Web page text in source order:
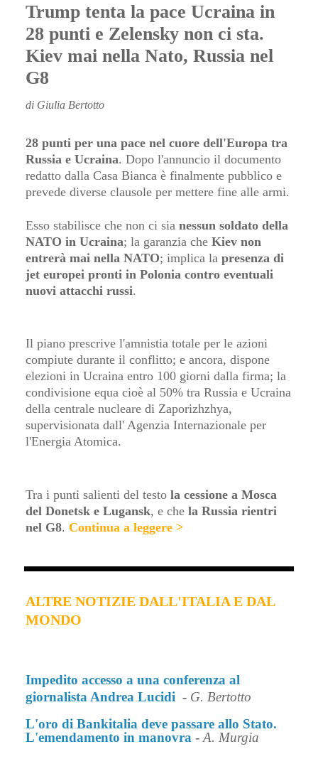
Trump tenta la pace Ucraina in
28 punti e Zelensky non ci sta.
Kiev mai nella Nato, Russia nel
G8
di Giulia Bertotto
28 punti per una pace nel cuore dell'Europa tra
Russia e Ucraina. Dopo l'annuncio il documento
redatto dalla Casa Bianca è finalmente pubblico e
prevede diverse clausole per mettere fine alle armi.
Esso stabilisce che non ci sia nessun soldato della
NATO in Ucraina; la garanzia che Kiev non
entrerà mai nella NATO; implica la presenza di
jet europei pronti in Polonia contro eventuali
nuovi attacchi russi.
Il piano prescrive l'amnistia totale per le azioni
compiute durante il conflitto; e ancora, dispone
elezioni in Ucraina entro 100 giorni dalla firma; la
condivisione equa cioè al 50% tra Russia e Ucraina
della centrale nucleare di Zaporizhzhya,
supervisionata dall' Agenzia Internazionale per
l'Energia Atomica.
Tra i punti salienti del testo la cessione a Mosca
del Donetsk e Lugansk, e che la Russia rientri
nel G8. Continua a leggere >
ALTRE NOTIZIE DALL'ITALIA E DAL
MONDO
Impedito accesso a una conferenza al
giornalista Andrea Lucidi - G. Bertotto
L'oro di Bankitalia deve passare allo Stato.
L'emendamento in manovra -A. Murgia